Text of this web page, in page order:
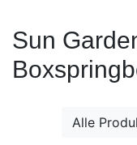
Sun
Alle
Möbel-
Konfigurator